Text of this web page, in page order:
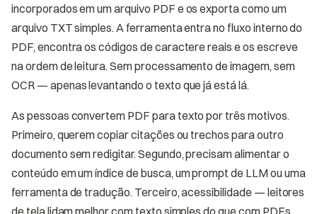
incorporados em um arquivo PDF e os exporta como um
arquivo TXT simples. A ferramenta entra no fluxo interno do
PDF, encontra os códigos de caractere reais e os escreve
na ordem de leitura. Sem processamento de imagem, sem
OCR — apenas levantando o texto que já está lá.
As pessoas convertem PDF para texto por três motivos.
Primeiro, querem copiar citações ou trechos para outro
documento sem redigitar. Segundo, precisam alimentar o
conteúdo em um índice de busca, um prompt de LLM ou uma
ferramenta de tradução. Terceiro, acessibilidade — leitores
de tela lidam melhor com texto simples do que com PDFs